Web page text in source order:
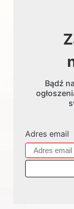
Bądź
Adres email